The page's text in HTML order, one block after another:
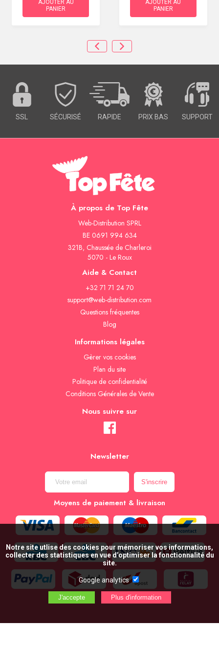
AJOUTER AU
PANIER
AJOUTER AU
PANIER
SSL SÉCURISÉ RAPIDE PRIX BAS SUPPORT
À propos de Top Fête
Web-Distribution SPRL
BE 0691 994 634
321B, Chaussée de Charleroi
5070 - Le Roux
Aide & Contact
+32 71 71 24 70
support@web-distribution.com
Questions fréquentes
Blog
Informations légales
Gèrer vos cookies
Plan du site
Politique de confidentialité
Conditions Générales de Vente
Nous suivre sur
Newsletter
Moyens de paiement & livraison
Notre site utlise des cookies pour mémoriser vos informations,
collecter des statistiques en vue d’optimiser la fonctionnalité du
site.
Google analytics